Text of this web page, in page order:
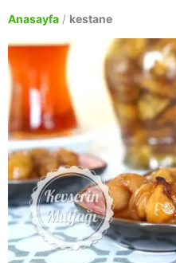
Anasayfa / kestane